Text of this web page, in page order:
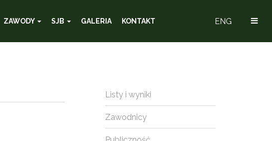
ENG
ZAWODY SJB GALERIA KONTAKT
Listy i wyniki
Zawodnicy